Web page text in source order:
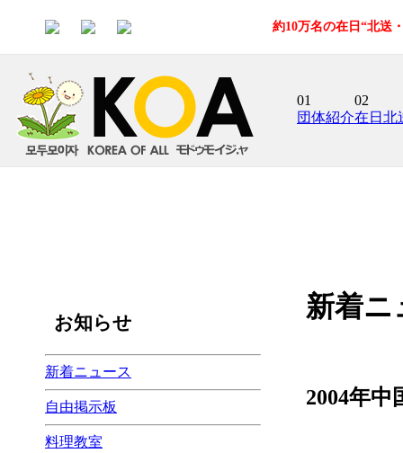
約10万名の在日“北送
01
団体紹介
02
在日北
お知らせ
新着ニュース
自由掲示板
料理教室
新着ニ
2004年